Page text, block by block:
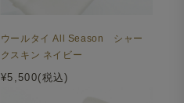
ウールタイ All Season シャー
クスキン ネイビー
¥5,500(税込)